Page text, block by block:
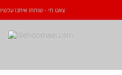
צאט חי - שוחחו איתנו עכשיו